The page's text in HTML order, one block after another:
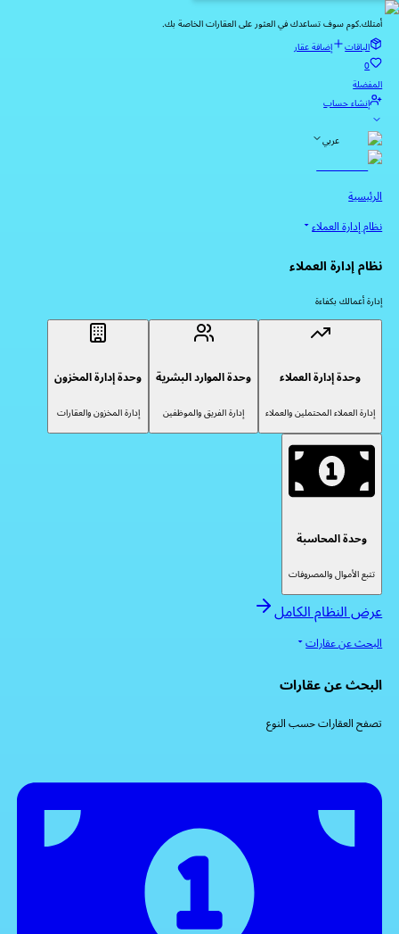
أمتلك.كوم سوف تساعدك في العثور على العقارات الخاصة بك.
الباقات
إضافة عقار
0
المفضلة
إنشاء حساب
عربي
الرئيسية
نظام إدارة العملاء
نظام إدارة العملاء
إدارة أعمالك بكفاءة
وحدة إدارة العملاء
إدارة العملاء المحتملين والعملاء
وحدة الموارد البشرية
إدارة الفريق والموظفين
وحدة إدارة المخزون
إدارة المخزون والعقارات
وحدة المحاسبة
تتبع الأموال والمصروفات
عرض النظام الكامل
البحث عن عقارات
البحث عن عقارات
تصفح العقارات حسب النوع